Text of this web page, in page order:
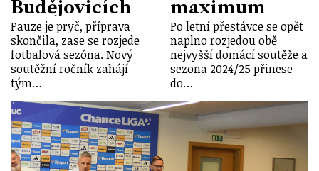
Budějovicích
Pauze je pryč, příprava
skončila, zase se rozjede
fotbalová sezóna. Nový
soutěžní ročník zahájí
tým…
maximum
Po letní přestávce se opět
naplno rozjedou obě
nejvyšší domácí soutěže a
sezona 2024/25 přinese
do…